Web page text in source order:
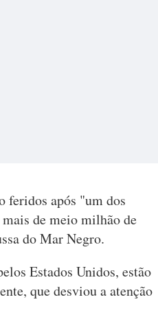
feridos após "um dos
de meio milhão de
do Mar Negro.
Estados Unidos, estão
que desviou a atenção